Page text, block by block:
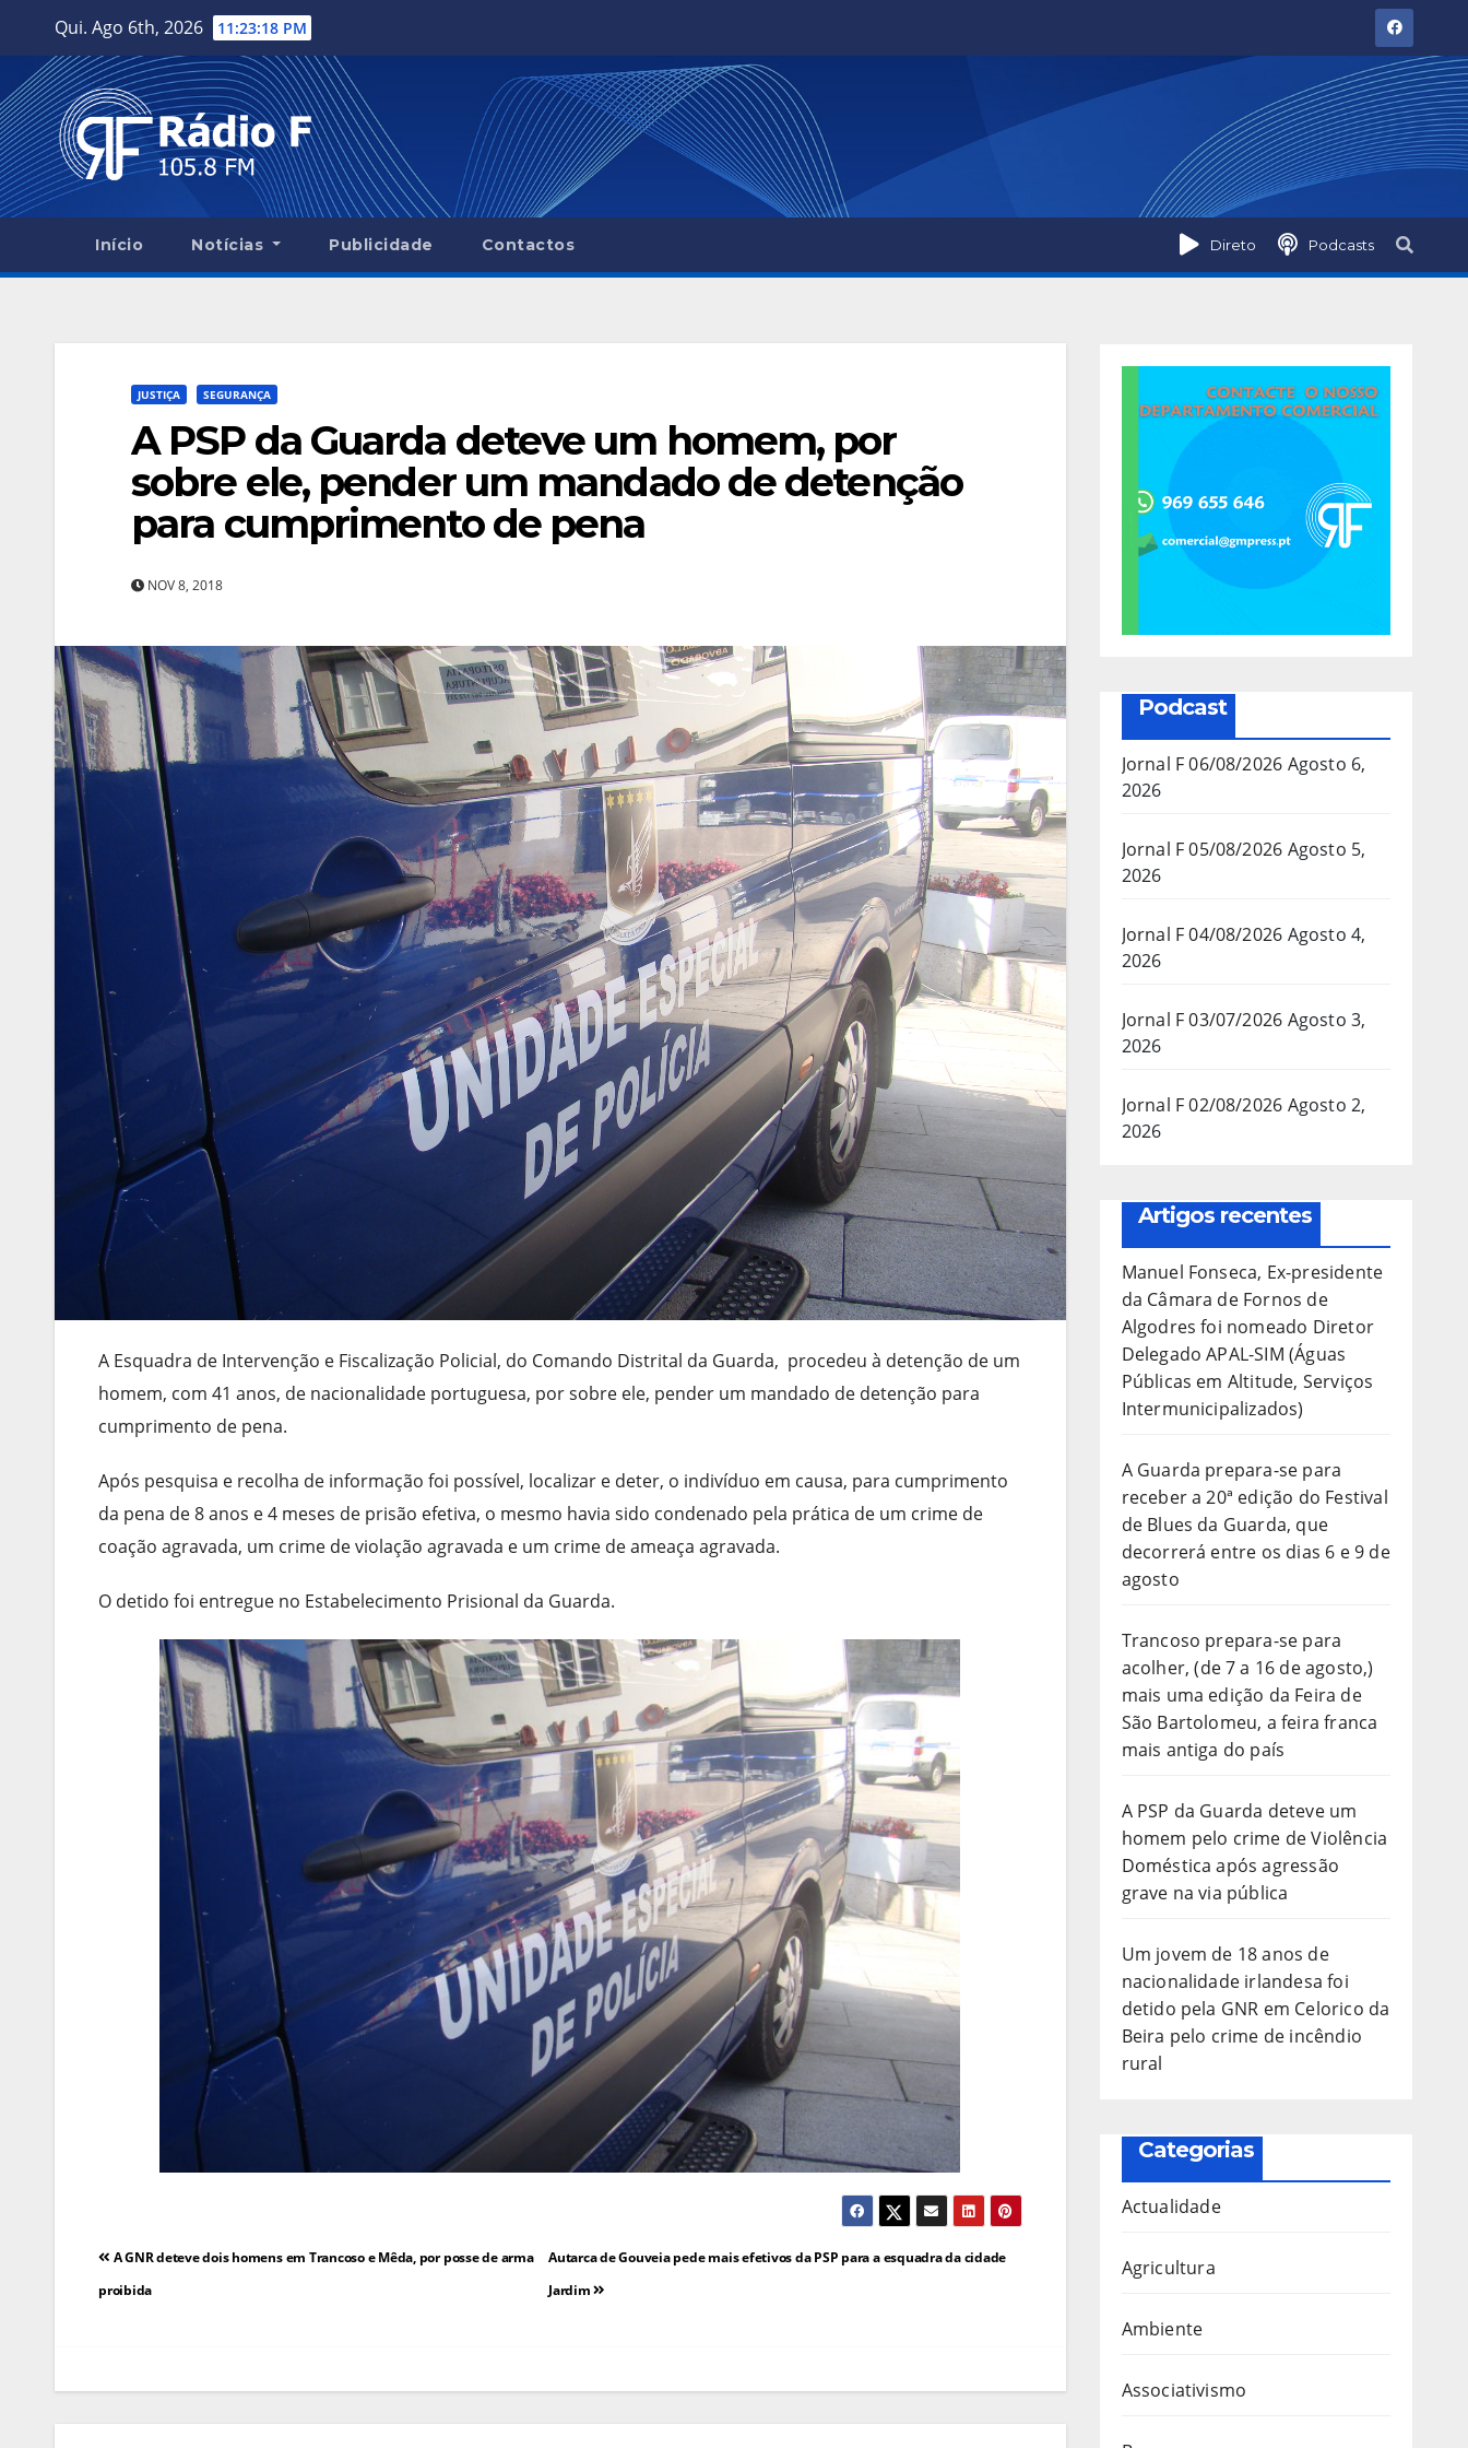
content
Qui. Ago 6th, 2026 11:23:20 PM
Direto Podcasts
Início Notícias Publicidade Contactos
JUSTIÇA SEGURANÇA
A PSP da Guarda deteve um homem, por
sobre ele, pender um mandado de detenção
para cumprimento de pena
NOV 8, 2018
A Esquadra de Intervenção e Fiscalização Policial, do Comando Distrital da Guarda, procedeu à detenção de um
homem, com 41 anos, de nacionalidade portuguesa, por sobre ele, pender um mandado de detenção para
cumprimento de pena.
Após pesquisa e recolha de informação foi possível, localizar e deter, o indivíduo em causa, para cumprimento
da pena de 8 anos e 4 meses de prisão efetiva, o mesmo havia sido condenado pela prática de um crime de
coação agravada, um crime de violação agravada e um crime de ameaça agravada.
O detido foi entregue no Estabelecimento Prisional da Guarda.
Navegação
de
Autarca de Gouveia pede mais efetivos da PSP para a esquadra da cidade
Jardim
A GNR deteve dois homens em Trancoso e Mêda, por posse de arma
proibida
Podcast
Jornal F 06/08/2026 Agosto 6,
2026
Jornal F 05/08/2026 Agosto 5,
2026
Jornal F 04/08/2026 Agosto 4,
2026
Jornal F 03/07/2026 Agosto 3,
2026
Jornal F 02/08/2026 Agosto 2,
2026
Artigos recentes
Manuel Fonseca, Ex-presidente
da Câmara de Fornos de
Algodres foi nomeado Diretor
Delegado APAL-SIM (Águas
Públicas em Altitude, Serviços
Intermunicipalizados)
A Guarda prepara-se para
receber a 20ª edição do Festival
de Blues da Guarda, que
decorrerá entre os dias 6 e 9 de
agosto
Trancoso prepara-se para
acolher, (de 7 a 16 de agosto,)
mais uma edição da Feira de
São Bartolomeu, a feira franca
mais antiga do país
A PSP da Guarda deteve um
homem pelo crime de Violência
Doméstica após agressão
grave na via pública
Um jovem de 18 anos de
nacionalidade irlandesa foi
detido pela GNR em Celorico da
Beira pelo crime de incêndio
rural
Categorias
Actualidade
Agricultura
Ambiente
Associativismo